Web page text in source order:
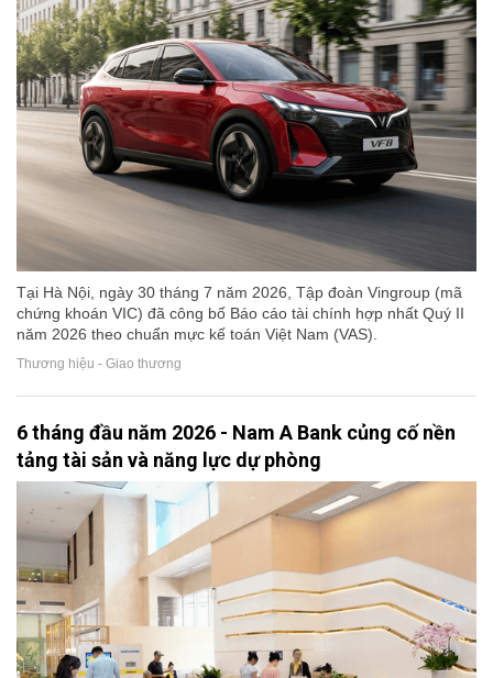
Tại Hà Nội, ngày 30 tháng 7 năm 2026, Tập đoàn Vingroup (mã
chứng khoán VIC) đã công bố Báo cáo tài chính hợp nhất Quý II
năm 2026 theo chuẩn mực kế toán Việt Nam (VAS).
Thương hiệu - Giao thương
6 tháng đầu năm 2026 - Nam A Bank củng cố nền
tảng tài sản và năng lực dự phòng